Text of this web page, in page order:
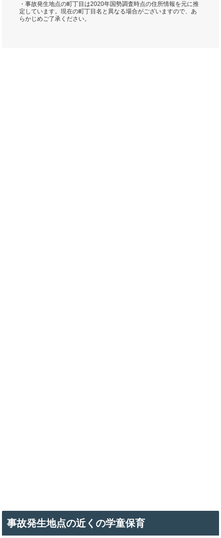
・事故発生地点の町丁目は2020年国勢調査時点の住所情報を元に推
定しています。現在の町丁目名と異なる場合がございますので、あ
らかじめご了承ください。
事故発生地点の近くの学童保育